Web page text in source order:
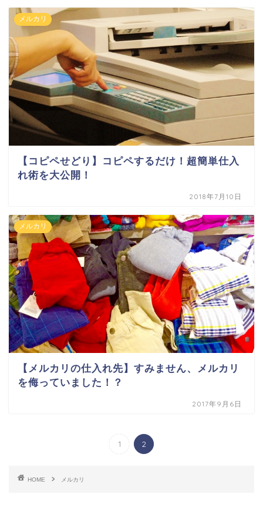
メルカリ
【コピペせどり】コピペするだけ！超簡単仕入
れ術を大公開！
2018年7月10日
メルカリ
【メルカリの仕入れ先】すみません、メルカリ
を侮っていました！？
2017年9月6日
1 2
HOME メルカリ